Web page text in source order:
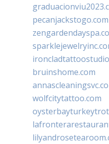
pecanjackstogo.com
bruinshome.com
wolfcitytattoo.com